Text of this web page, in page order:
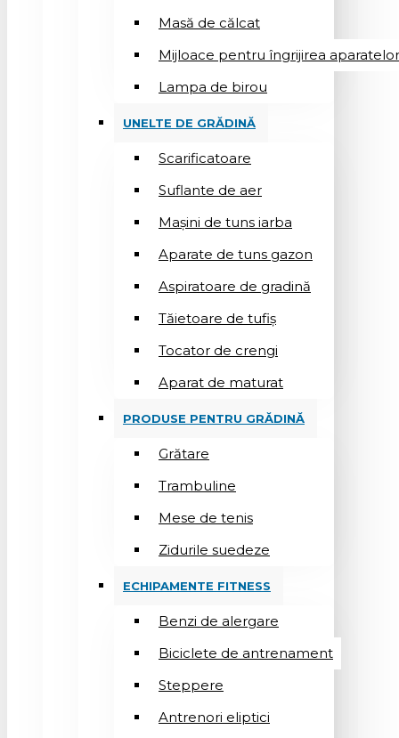
Masă de călcat
Mijloace pentru îngrijirea
Lampa de birou
UNELTE DE GRĂDINĂ
Scarificatoare
Suflantе de aer
Mașini de tuns iarba
Aparate de tuns gazon
Aspiratoare de gradină
Tăietoare de tufiș
Tocator de crengi
Aparat de maturat
PRODUSE PENTRU GRĂDINĂ
Grătare
Trambuline
Mese de tenis
Zidurile suedeze
ECHIPAMENTE FITNESS
Benzi de alergare
Biciclete de antrenament
Steppere
Antrenori eliptici